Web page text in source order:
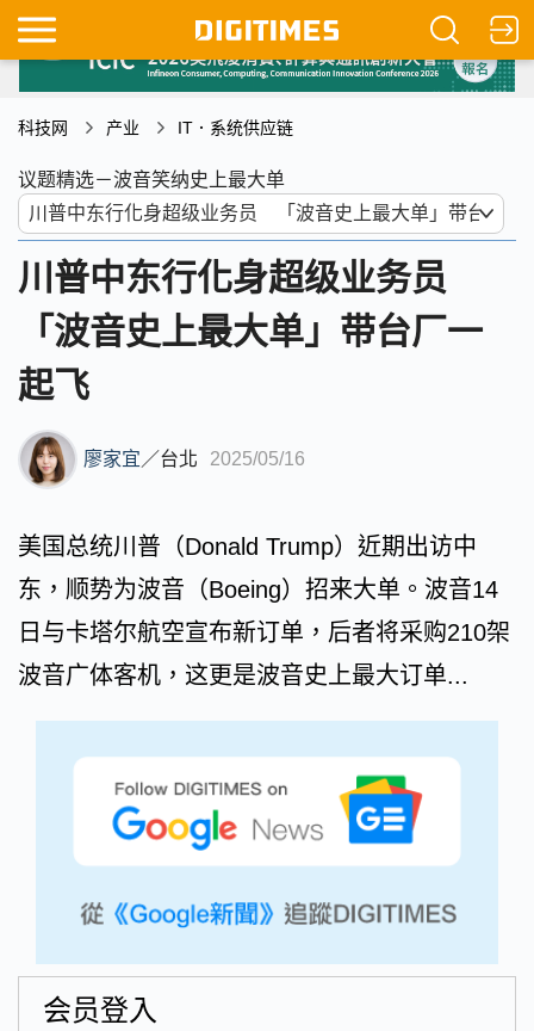
科技网 产业 IT．系统供应链
议题精选－波音笑纳史上最大单
川普中东行化身超级业务员
「波音史上最大单」带台厂一
起飞
廖家宜／台北 2025/05/16
美国总统川普（Donald Trump）近期出访中
东，顺势为波音（Boeing）招来大单。波音14
日与卡塔尔航空宣布新订单，后者将采购210架
波音广体客机，这更是波音史上最大订单...
会员登入